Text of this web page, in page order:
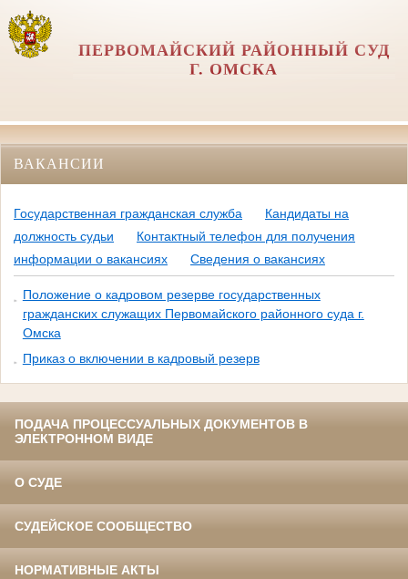
ПЕРВОМАЙСКИЙ РАЙОННЫЙ СУД
Г. ОМСКА
ВАКАНСИИ
Государственная гражданская служба
Кандидаты на
должность судьи
Контактный телефон для получения
информации о вакансиях
Сведения о вакансиях
Положение о кадровом резерве государственных
гражданских служащих Первомайского районного суда г.
Омска
Приказ о включении в кадровый резерв
ПОДАЧА ПРОЦЕССУАЛЬНЫХ ДОКУМЕНТОВ В
ЭЛЕКТРОННОМ ВИДЕ
О СУДЕ
СУДЕЙСКОЕ СООБЩЕСТВО
НОРМАТИВНЫЕ АКТЫ